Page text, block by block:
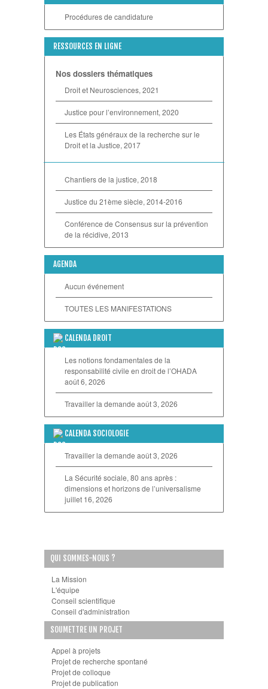
Procédures de candidature
RESSOURCES EN LIGNE
Nos dossiers thématiques
Droit et Neurosciences, 2021
Justice pour l’environnement, 2020
Les États généraux de la recherche sur le
Droit et la Justice, 2017
Chantiers de la justice, 2018
Justice du 21ème siècle, 2014-2016
Conférence de Consensus sur la prévention
de la récidive, 2013
AGENDA
Aucun événement
TOUTES LES MANIFESTATIONS
CALENDA DROIT
Les notions fondamentales de la
responsabilité civile en droit de l’OHADA
août 6, 2026
Travailler la demande août 3, 2026
CALENDA SOCIOLOGIE
Travailler la demande août 3, 2026
La Sécurité sociale, 80 ans après :
dimensions et horizons de l’universalisme
juillet 16, 2026
QUI SOMMES-NOUS ?
La Mission
L'équipe
Conseil scientifique
Conseil d'administration
SOUMETTRE UN PROJET
Appel à projets
Projet de recherche spontané
Projet de colloque
Projet de publication